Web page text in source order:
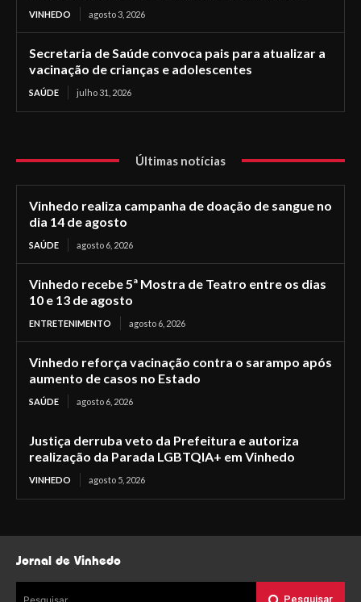
VINHEDO agosto 3, 2026
Secretaria de Saúde convoca pais para atualizar a
vacinação de crianças e adolescentes
SAÚDE julho 31, 2026
Últimas notícias
Vinhedo realiza campanha de doação de sangue no
dia 14 de agosto
SAÚDE agosto 6, 2026
Vinhedo recebe 5ª Mostra de Teatro entre os dias
10 e 13 de agosto
ENTRETENIMENTO agosto 6, 2026
Vinhedo reforça vacinação contra o sarampo após
aumento de casos no Estado
SAÚDE agosto 6, 2026
Justiça derruba veto da Prefeitura e autoriza
realização da Parada LGBTQIA+ em Vinhedo
VINHEDO agosto 5, 2026
Jornal de Vinhedo
Pesquisar Pesquisar